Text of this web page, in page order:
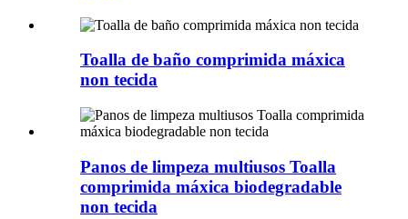
Toalla de baño comprimida máxica
non tecida
Panos de limpeza multiusos Toalla
comprimida máxica biodegradable
non tecida